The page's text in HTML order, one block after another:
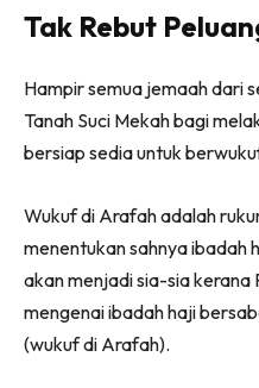
Tak Rebut
Hampir semua jemaah dari
Tanah Suci Mekah bagi
bersiap sedia untuk
Wukuf di Arafah adalah
menentukan sahnya ibadah
akan menjadi sia-sia kerana
mengenai ibadah haji
(wukuf di Arafah).